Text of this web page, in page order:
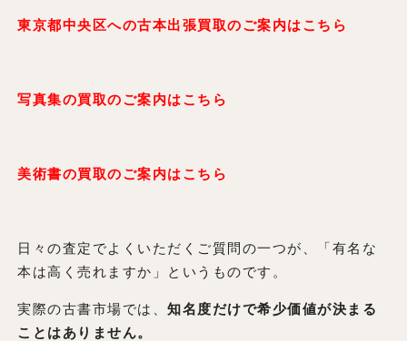
東京都中央区への古本出張買取のご案内はこちら
写真集の買取のご案内はこちら
美術書の買取のご案内はこちら
日々の査定でよくいただくご質問の一つが、「有名な
本は高く売れますか」というものです。
実際の古書市場では、知名度だけで希少価値が決まる
ことはありません。